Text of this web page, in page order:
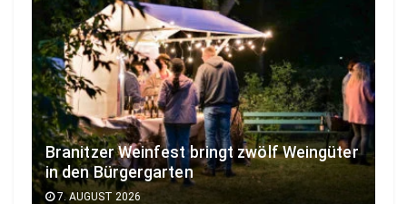
Branitzer Weinfest bringt zwölf Weingüter
in den Bürgergarten
7. AUGUST 2026